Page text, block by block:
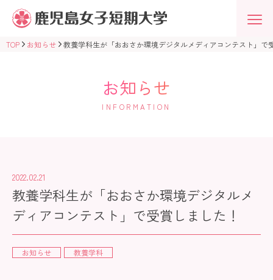
鹿
児
島
女
子
園
TOP お知らせ 教養学科生が「おおさか環境デジタルメディアコンテスト」で
お知らせ
INFORMATION
2022.02.21
教養学科生が「おおさか環境デジタルメ
ディアコンテスト」で受賞しました！
お知らせ 教養学科